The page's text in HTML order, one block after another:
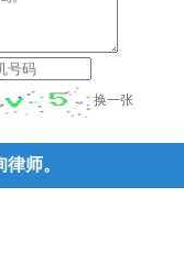
年在北京首创律师事
京市国舜律师事务所
2日至8月2日被聘请
换一张